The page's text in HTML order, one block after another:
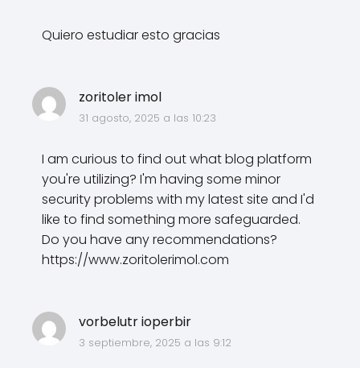
Quiero estudiar esto gracias
zoritoler imol
31 agosto, 2025 a las 10:23
I am curious to find out what blog platform
you're utilizing? I'm having some minor
security problems with my latest site and I'd
like to find something more safeguarded.
Do you have any recommendations?
https://www.zoritolerimol.com
vorbelutr ioperbir
3 septiembre, 2025 a las 9:12